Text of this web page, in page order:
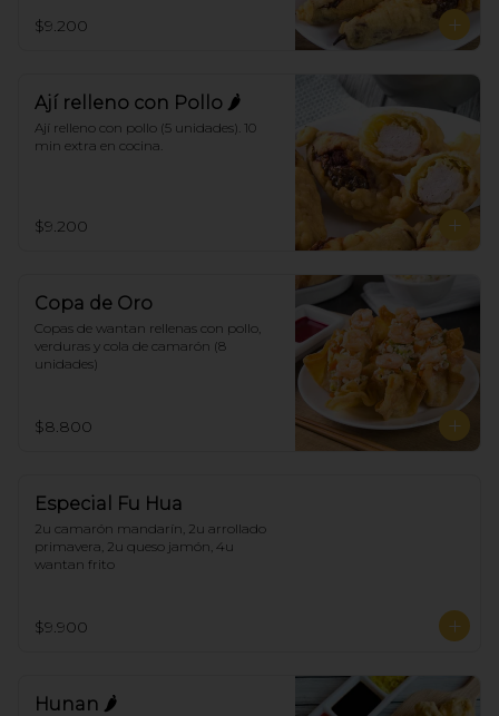
$9.200
Ají relleno con Pollo 🌶
Ají relleno con pollo (5 unidades). 10
min extra en cocina.
$9.200
Copa de Oro
Copas de wantan rellenas con pollo,
verduras y cola de camarón (8
unidades)
$8.800
Especial Fu Hua
2u camarón mandarín, 2u arrollado
primavera, 2u queso jamón, 4u
wantan frito
$9.900
Hunan 🌶